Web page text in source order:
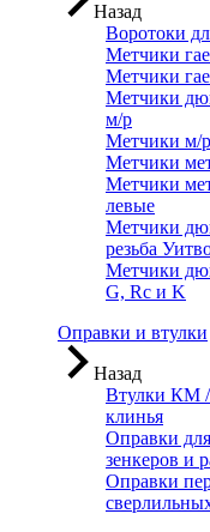
Назад
Воротоки
Метчики
Метчики
Метчики
м/р
Метчики м/
Метчики
Метчики
левые
Метчики
резьба
Метчики
G, Rc и K
Оправки и втулки
Назад
Втулки КМ
клинья
Оправки
зенкеров и
Оправки